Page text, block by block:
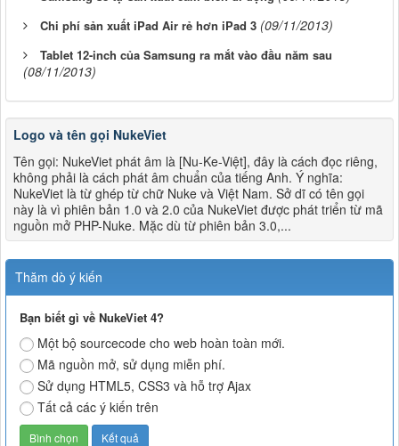
Chi phí sản xuất iPad Air rẻ hơn iPad 3 (09/11/2013)
Tablet 12-inch của Samsung ra mắt vào đầu năm sau
(08/11/2013)
Logo và tên gọi NukeViet
Tên gọi: NukeViet phát âm là [Nu-Ke-Việt], đây là cách đọc riêng,
không phải là cách phát âm chuẩn của tiếng Anh. Ý nghĩa:
NukeViet là từ ghép từ chữ Nuke và Việt Nam. Sở dĩ có tên gọi
này là vì phiên bản 1.0 và 2.0 của NukeViet được phát triển từ mã
nguồn mở PHP-Nuke. Mặc dù từ phiên bản 3.0,...
Thăm dò ý kiến
Bạn biết gì về NukeViet 4?
Một bộ sourcecode cho web hoàn toàn mới.
Mã nguồn mở, sử dụng miễn phí.
Sử dụng HTML5, CSS3 và hỗ trợ Ajax
Tất cả các ý kiến trên